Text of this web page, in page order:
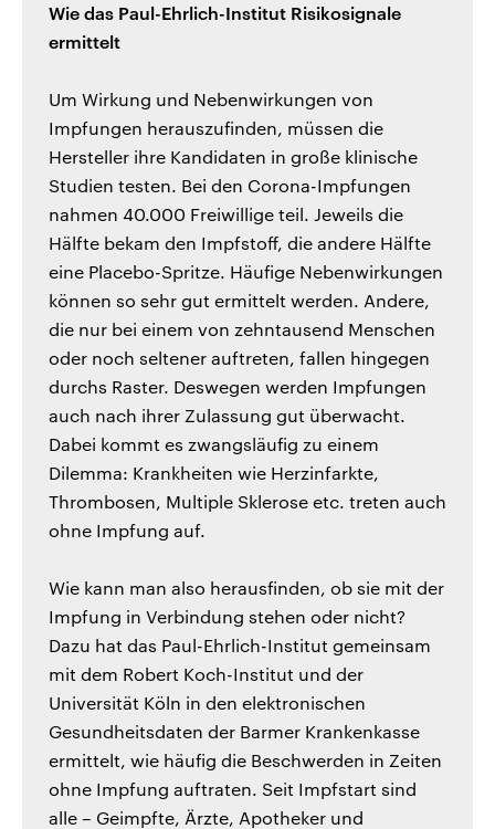
Wie das Paul-Ehrlich-Institut Risikosignale
ermittelt
Um Wirkung und Nebenwirkungen von
Impfungen herauszufinden, müssen die
Hersteller ihre Kandidaten in große klinische
Studien testen. Bei den Corona-Impfungen
nahmen 40.000 Freiwillige teil. Jeweils die
Hälfte bekam den Impfstoff, die andere Hälfte
eine Placebo-Spritze. Häufige Nebenwirkungen
können so sehr gut ermittelt werden. Andere,
die nur bei einem von zehntausend Menschen
oder noch seltener auftreten, fallen hingegen
durchs Raster. Deswegen werden Impfungen
auch nach ihrer Zulassung gut überwacht.
Dabei kommt es zwangsläufig zu einem
Dilemma: Krankheiten wie Herzinfarkte,
Thrombosen, Multiple Sklerose etc. treten auch
ohne Impfung auf.
Wie kann man also herausfinden, ob sie mit der
Impfung in Verbindung stehen oder nicht?
Dazu hat das Paul-Ehrlich-Institut gemeinsam
mit dem Robert Koch-Institut und der
Universität Köln in den elektronischen
Gesundheitsdaten der Barmer Krankenkasse
ermittelt, wie häufig die Beschwerden in Zeiten
ohne Impfung auftraten. Seit Impfstart sind
alle – Geimpfte, Ärzte, Apotheker und